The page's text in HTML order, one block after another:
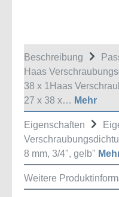
Beschreibung
Haas
38 x 1Haas
27 x 38 x… Mehr
Eigenschaften
8 mm, 3/4", gelb"
Weitere